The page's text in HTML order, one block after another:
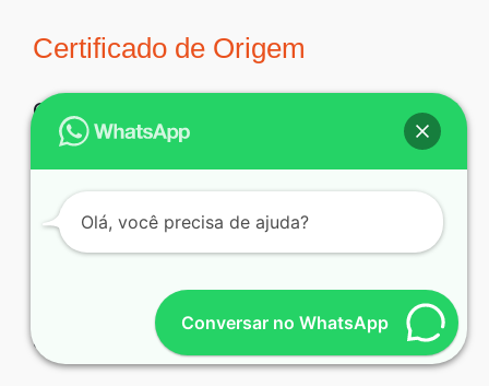
Certificado de Origem
Com o Certificado de Origem é possível
comprovar a origem de uma carga e
também que a aplicação de tarifas foi feita
conforme a lei. Esse certificado é utilizado
bens e pode ser exigido em procedimentos
de redução ou isenção de impostos.
Conversar no WhatsApp
Olá, você precisa de ajuda?